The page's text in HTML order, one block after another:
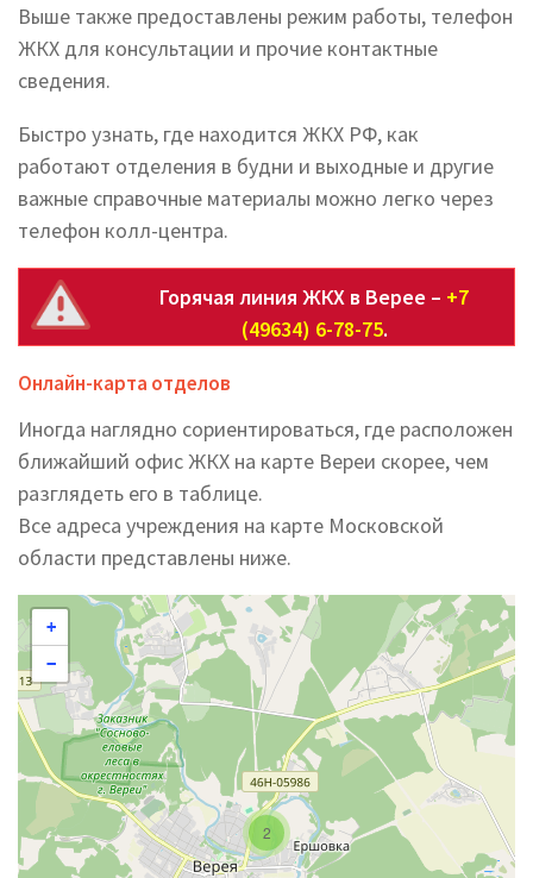
Выше также предоставлены режим работы, телефон
ЖКХ для консультации и прочие контактные
сведения.
Быстро узнать, где находится ЖКХ РФ, как
работают отделения в будни и выходные и другие
важные справочные материалы можно легко через
телефон колл-центра.
Горячая линия ЖКХ в Верее – +7
(49634) 6-78-75.
Онлайн-карта отделов
Иногда наглядно сориентироваться, где расположен
ближайший офис ЖКХ на карте Вереи скорее, чем
разглядеть его в таблице.
Все адреса учреждения на карте Московской
области представлены ниже.
2
+
−